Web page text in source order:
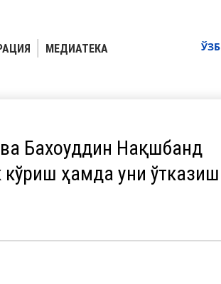
МЕДИАТЕКА
ЎЗБ
Бахоуддин Нақшбанд
ҳамда уни ўтказиш